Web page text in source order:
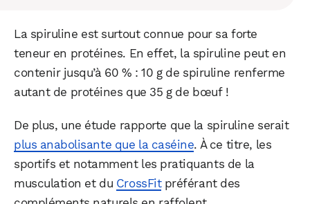
La spiruline est surtout connue pour sa forte
teneur en protéines. En effet, la spiruline peut en
contenir jusqu’à 60 % : 10 g de spiruline renferme
autant de protéines que 35 g de bœuf !
De plus, une étude rapporte que la spiruline serait
plus anabolisante que la caséine. À ce titre, les
sportifs et notamment les pratiquants de la
musculation et du CrossFitpréférant des